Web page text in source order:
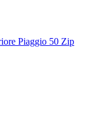
Piaggio 50 Zip